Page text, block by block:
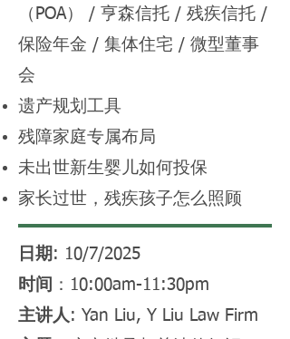
（POA） / 亨森信托 / 残疾信托 /
保险年金 / 集体住宅 / 微型董事
会
遗产规划工具
残障家庭专属布局
未出世新生婴儿如何投保
家长过世，残疾孩子怎么照顾
日期 : 10/7/2025
时间
：10:00am-11:30pm
主讲人: Yan Liu, Y Liu Law Firm